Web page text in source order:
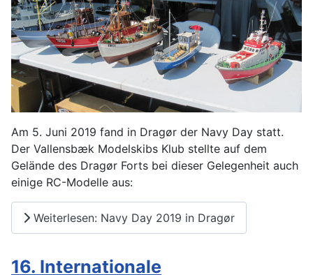
Am 5. Juni 2019 fand in Dragør der Navy Day statt.
Der Vallensbæk Modelskibs Klub stellte auf dem
Gelände des Dragør Forts bei dieser Gelegenheit auch
einige RC-Modelle aus:
Weiterlesen: Navy Day 2019 in Dragør
16. Internationale